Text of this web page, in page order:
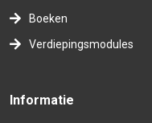
Boeken
Verdiepingsmodules
Informatie